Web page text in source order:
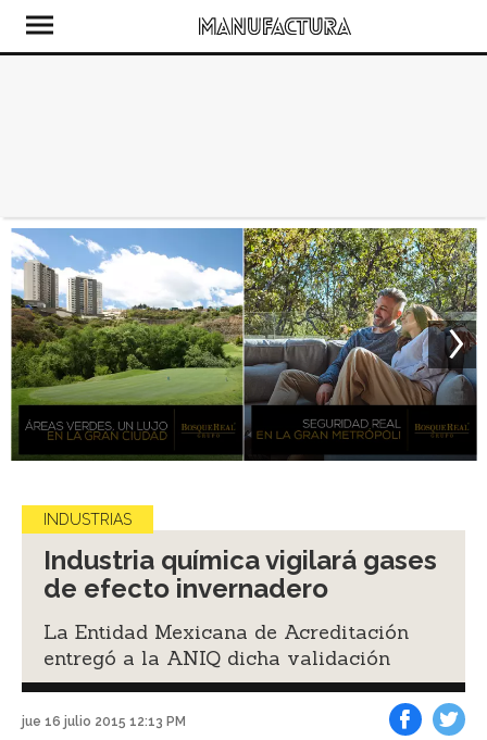
INDUSTRIAS
Industria química vigilará gases
de efecto invernadero
La Entidad Mexicana de Acreditación
entregó a la ANIQ dicha validación
jue 16 julio 2015 12:13 PM